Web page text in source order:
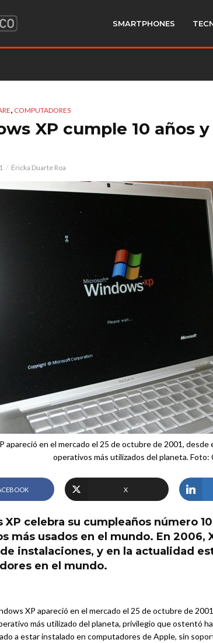
SMARTPHONES
, COMPUTADORES
XP cumple 10 años
Éricka Duarte Roa
apareció en el mercado el 25 de octubre de 2001,
operativos más utilizados del planeta. Foto:
X
XP celebra su cumpleaños número
más usados en el mundo. En 2006,
instalaciones, y en la actualidad
en el mundo.
XP apareció en el mercado el 25 de octubre de
más utilizado del planeta, privilegio que ostentó
a estar instalado en computadores de Apple, sin